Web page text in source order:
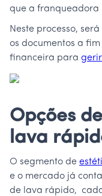
que a franqueadora
Neste processo,
os documentos a
financeira para gerir
Opções
lava
O segmento de
e o mercado já
de lava rápido,